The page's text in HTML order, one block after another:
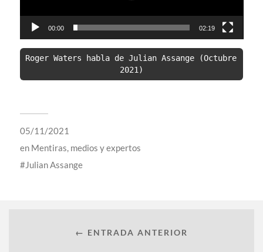
00:00 02:19
Roger Waters habla de Julian Assange (Octubre
2021)
05/11/2021
en Mentiras, medios y expertos
Julian Assange
← ENTRADA ANTERIOR